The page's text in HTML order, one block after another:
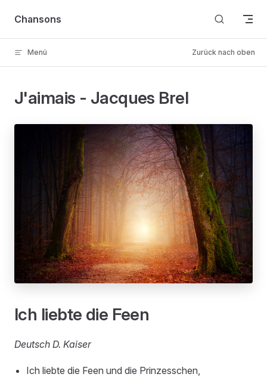
Skip to content
Chansons
Menü Zurück nach oben
J'aimais - Jacques Brel
Ich liebte die Feen
Deutsch D. Kaiser
Ich liebte die Feen und die Prinzesschen,